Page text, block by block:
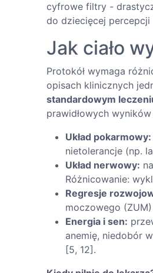
cyfrowe filtry -
do dziecięcej percepcji
Jak ciało
Protokół wymaga
opisach klinicznych
standardowym
prawidłowych
Układ pokarmowy:
nietolerancje (np.
Układ nerwowy:
Różnicowanie:
Regresje
moczowego
Energia i sen:
anemię, niedobór
[5, 12].